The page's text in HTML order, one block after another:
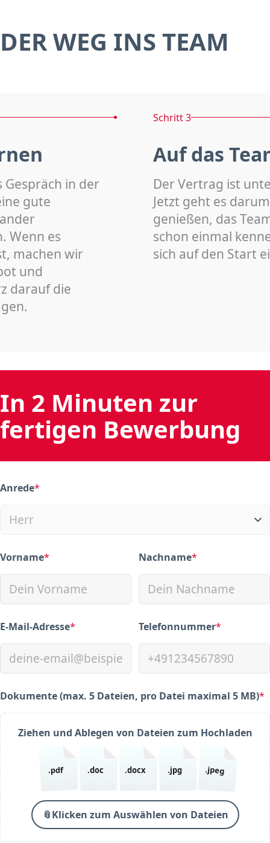
DER WEG INS TEAM
Gespräch in der
gute
Wenn es
machen wir
und
darauf die
Schritt 3
Auf das
Der Vertrag ist
Jetzt geht es
genießen, das
schon einmal
sich auf den Start
In 2 Minuten zur
fertigen Bewerbung
Anrede*
(required)
Vorname*
(required) Nachname*
(required)
E-Mail-Adresse*
(required) Telefonnummer*
(required)
Dokumente (max. 5 Dateien, pro Datei maximal 5 MB)*
(required)
Ziehen und Ablegen von Dateien zum Hochladen
.pdf .doc .docx .jpg .jpeg
📎Klicken zum Auswählen von Dateien